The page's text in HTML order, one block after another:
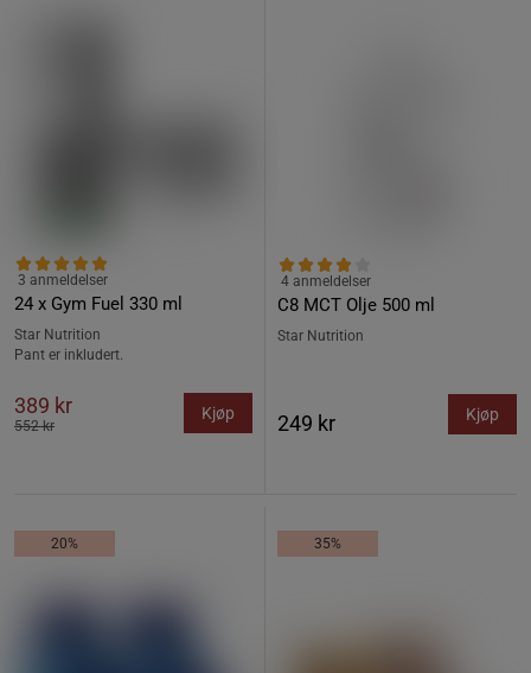
24 x Gym Fuel 330 ml
3 anmeldelser
Star Nutrition
Pant er inkludert.
389 kr
552 kr
Kjøp
C8 MCT Olje 500 ml
4 anmeldelser
Star Nutrition
249 kr Kjøp
20% 35%